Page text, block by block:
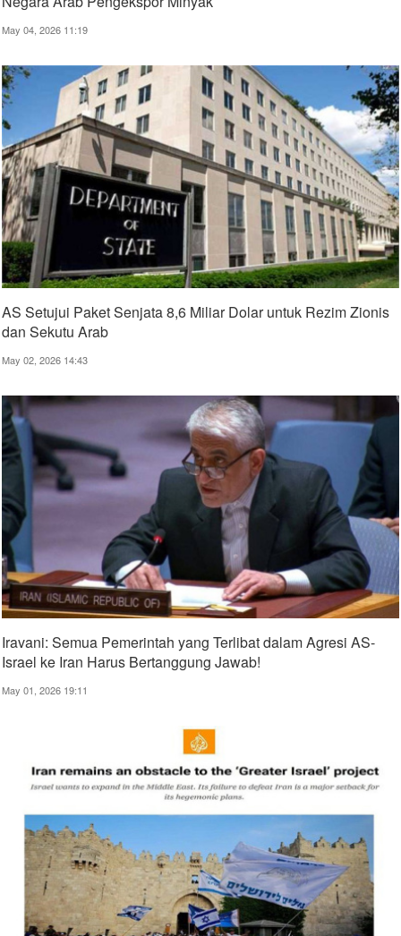
May 04, 2026 11:19
AS Setujui Paket Senjata 8,6 Miliar Dolar untuk Rezim Zionis
dan Sekutu Arab
May 02, 2026 14:43
Iravani: Semua Pemerintah yang Terlibat dalam Agresi AS-
Israel ke Iran Harus Bertanggung Jawab!
May 01, 2026 19:11